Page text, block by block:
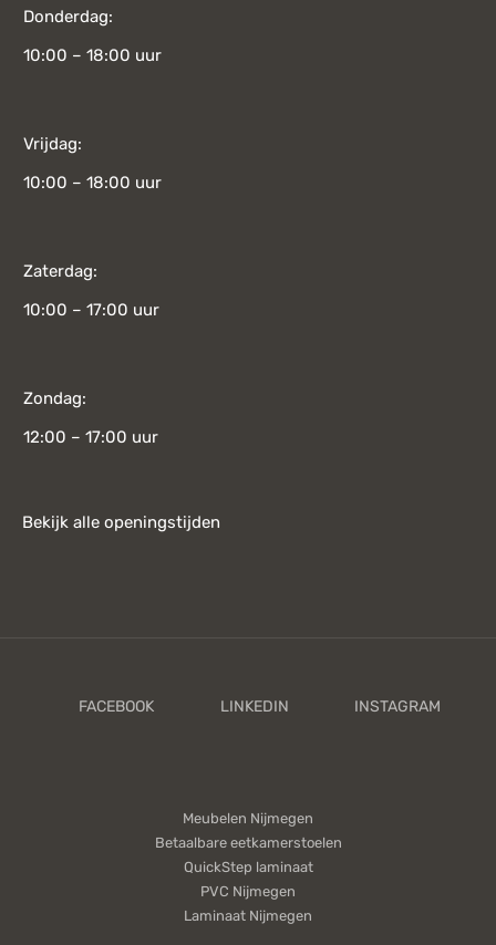
Donderdag:
10:00 – 18:00 uur
Vrijdag:
10:00 – 18:00 uur
Zaterdag:
10:00 – 17:00 uur
Zondag:
12:00 – 17:00 uur
Bekijk alle openingstijden
Meubelen Nijmegen
Betaalbare eetkamerstoelen
QuickStep laminaat
PVC Nijmegen
Laminaat Nijmegen